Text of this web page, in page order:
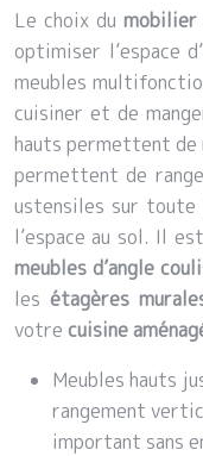
Le choix du mobilier
optimiser l’espace
meubles
cuisiner et de
hauts permettent de
permettent de
ustensiles sur toute
l’espace au sol. Il
meubles d’angle
lesétagères
votre cuisine
Meubles hauts
rangement
important sans